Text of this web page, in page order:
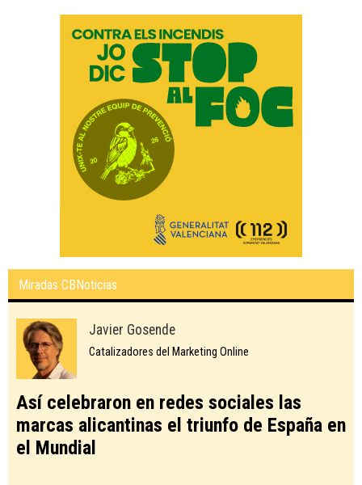
Miradas CBNoticias
Javier Gosende
Catalizadores del Marketing Online
Así celebraron en redes sociales las
marcas alicantinas el triunfo de España en
el Mundial